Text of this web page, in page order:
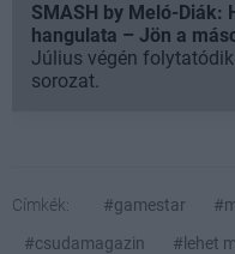
SMASH by Meló-Diák:
hangulata – Jön a
Július végén
sorozat.
Címkék: #gamestar
#csudamagazin
#lehet